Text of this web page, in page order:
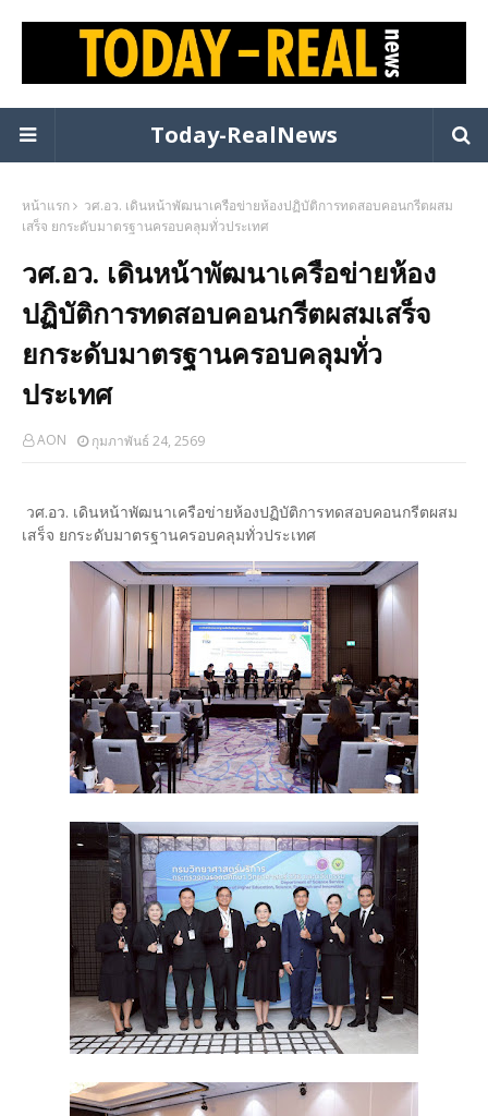
Today-RealNews
หน้าแรก
วศ.อว. เดินหน้าพัฒนาเครือข่ายห้องปฏิบัติการทดสอบคอนกรีตผสม
เสร็จ ยกระดับมาตรฐานครอบคลุมทั่วประเทศ
วศ.อว. เดินหน้าพัฒนาเครือข่ายห้อง
ปฏิบัติการทดสอบคอนกรีตผสมเสร็จ
ยกระดับมาตรฐานครอบคลุมทั่ว
ประเทศ
AON กุมภาพันธ์ 24, 2569
วศ.อว. เดินหน้าพัฒนาเครือข่ายห้องปฏิบัติการทดสอบคอนกรีตผสม
เสร็จ ยกระดับมาตรฐานครอบคลุมทั่วประเทศ